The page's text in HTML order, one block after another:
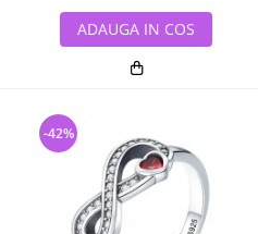
ADAUGA IN COS
-42%